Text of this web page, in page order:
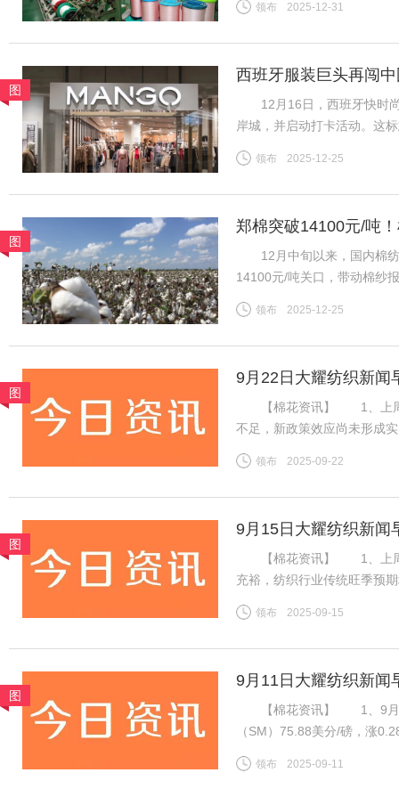
吸纳就业等方面发挥着重要
领布 2025-12-31
图
西班牙服装巨头再闯
12月16日，西班牙快时尚
岸城，并启动打卡活动。
20世纪80年代初，西班牙开
领布 2025-12-25
图
郑棉突破14100元/吨
地市场
12月中旬以来，国内棉纺
14100元/吨关口，带动棉纱
挤压，行业竞争格局生变
领布 2025-12-25
图
9月22日大耀纺织新闻
【棉花资讯】 1、上周国
不足，新政策效应尚未形成
盘ICE期棉同样先涨后跌，
领布 2025-09-22
图
9月15日大耀纺织新闻
【棉花资讯】 1、上周国
充裕，纺织行业传统旺季预
良好，新疆新棉吐絮率近
领布 2025-09-15
图
9月11日大耀纺织新闻
【棉花资讯】 1、9月10
（SM）75.88美分/磅，涨
磅，涨0.28美分/磅，折一般
领布 2025-09-11